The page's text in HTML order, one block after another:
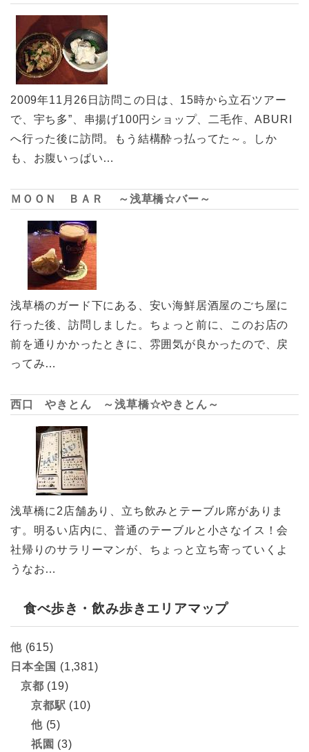
2009年11月26日訪問この日は、15時から立石ツアー
で、宇ち多”、串揚げ100円ショップ、二毛作、ABURI
へ行った後に訪問。もう結構酔っ払ってた～。しか
も、お腹いっぱい…
ＭＯＯＮ ＢＡＲ ～浅草橋☆バー～
浅草橋のガード下にある、安い海鮮居酒屋のごち屋に
行った後、訪問しました。ちょっと前に、このお店の
前を通りかかったときに、雰囲気が良かったので、戻
ってみ…
西口 やきとん ～浅草橋☆やきとん～
浅草橋に2店舗あり、立ち飲みとテーブル席がありま
す。明るい店内に、普通のテーブルと小さなイス！会
社帰りのサラリーマンが、ちょっと立ち寄っていくよ
うなお…
食べ歩き・飲み歩きエリアマップ
他(615)
日本全国 (1,381)
京都 (19)
京都駅 (10)
他(5)
祇園 (3)